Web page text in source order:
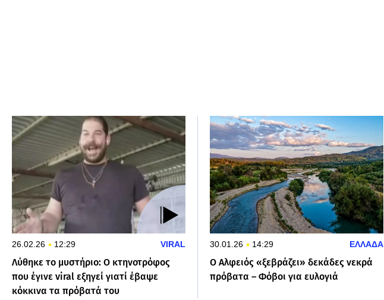
26.02.26 12:29 VIRAL
Λύθηκε το μυστήριο: O κτηνοτρόφος
που έγινε viral εξηγεί γιατί έβαψε
κόκκινα τα πρόβατά του
30.01.26 14:29 ΕΛΛΑΔΑ
Ο Αλφειός «ξεβράζει» δεκάδες νεκρά
πρόβατα – Φόβοι για ευλογιά